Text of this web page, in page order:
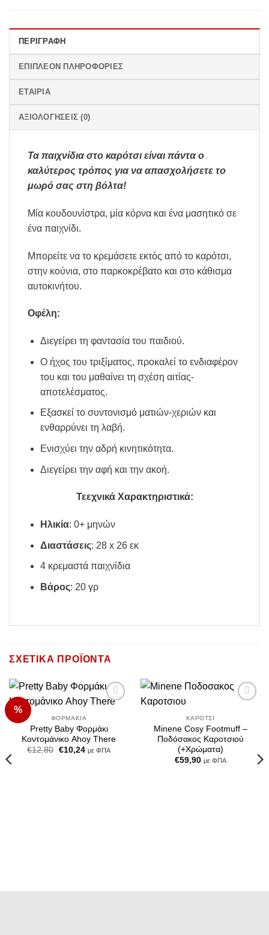
ΠΕΡΙΓΡΑΦΉ
ΕΠΙΠΛΈΟΝ ΠΛΗΡΟΦΟΡΊΕΣ
ΕΤΑΙΡΊΑ
ΑΞΙΟΛΟΓΉΣΕΙΣ (0)
Τα παιχνίδια στο καρότσι είναι πάντα ο
καλύτερος τρόπος για να απασχολήσετε το
μωρό σας στη βόλτα!
Μία κουδουνίστρα, μία κόρνα και ένα μασητικό σε
ένα παιχνίδι.
Μπορείτε να το κρεμάσετε εκτός από το καρότσι,
στην κούνια, στο παρκοκρέβατο και στο κάθισμα
αυτοκινήτου.
Οφέλη:
Διεγείρει τη φαντασία του παιδιού.
Ο ήχος του τριξίματος, προκαλεί το ενδιαφέρον
του και του μαθαίνει τη σχέση αιτίας-
αποτελέσματος.
Εξασκεί το συντονισμό ματιών-χεριών και
ενθαρρύνει τη λαβή.
Ενισχύει την αδρή κινητικότητα.
Διεγείρει την αφή και την ακοή.
Τεεχνικά Χαρακτηριστικά:
Ηλικία: 0+ μηνών
Διαστάσεις: 28 x 26 εκ
4 κρεμαστά παιχνίδια
Βάρος: 20 γρ
ΣΧΕΤΙΚΆ ΠΡΟΪΌΝΤΑ
%
ΦΟΡΜΆΚΙΑ
Pretty Baby Φορμάκι
Κοντομάνικο Ahoy There
€12,80 Original
€10,24Ημε ΦΠΑ
ΚΑΡΌΤΣΙ
Minene Cosy Footmuff –
Ποδόσακος Καροτσιού
(+Χρώματα)
€59,90 με ΦΠΑ